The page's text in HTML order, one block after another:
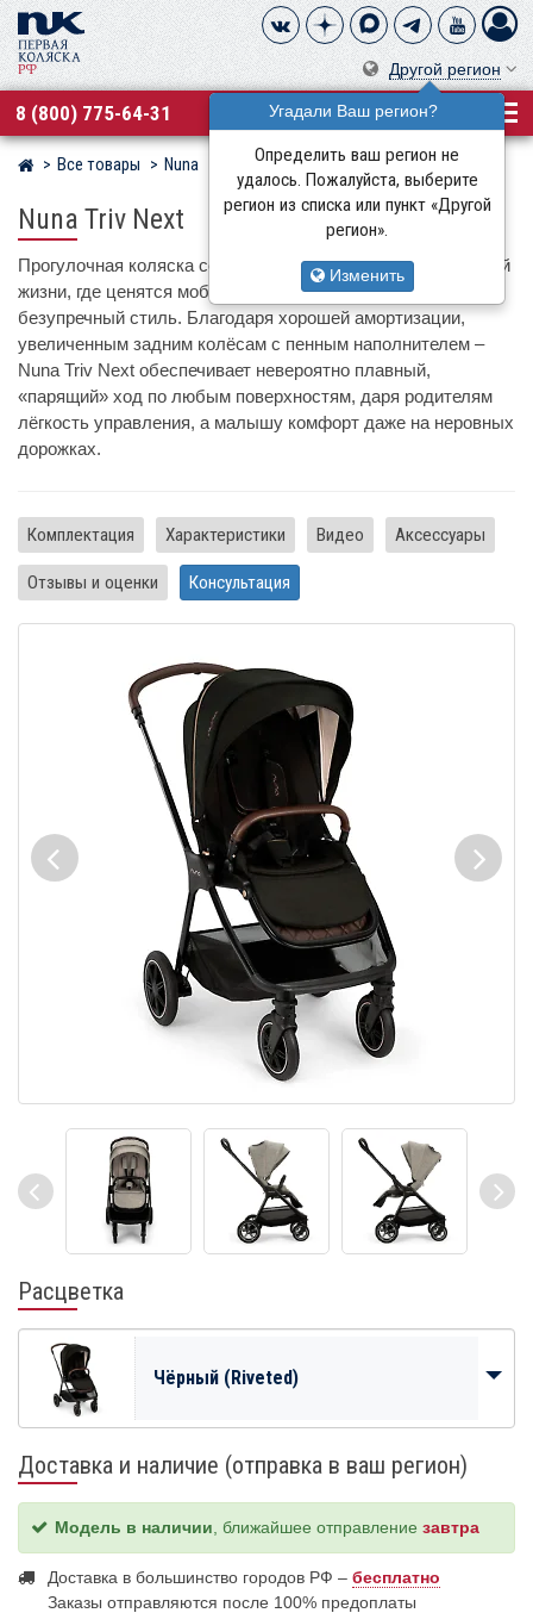
Другой регион
Угадали Ваш регион?
Определить ваш регион не
удалось. Пожалуйста, выберите
регион из списка или пункт «Другой
регион».
Изменить
8 (800) 775-64-31
Магазин детских колясок
Все товары Nuna
Nuna Triv Next
Прогулочная коляска созданная для динамичной городской
жизни, где ценятся мобильность, компактность и
безупречный стиль. Благодаря хорошей амортизации,
увеличенным задним колёсам с пенным наполнителем –
Nuna Triv Next обеспечивает невероятно плавный,
«парящий» ход по любым поверхностям, даря родителям
лёгкость управления, а малышу комфорт даже на неровных
дорожках.
Комплектация Характеристики Видео Аксессуары
Отзывы и оценки Консультация
Расцветка
Чёрный (Riveted)
Доставка и наличие (отправка в ваш регион)
Модель в наличии , ближайшее отправление завтра
Доставка в большинство городов РФ – бесплатно
Заказы отправляются после 100% предоплаты